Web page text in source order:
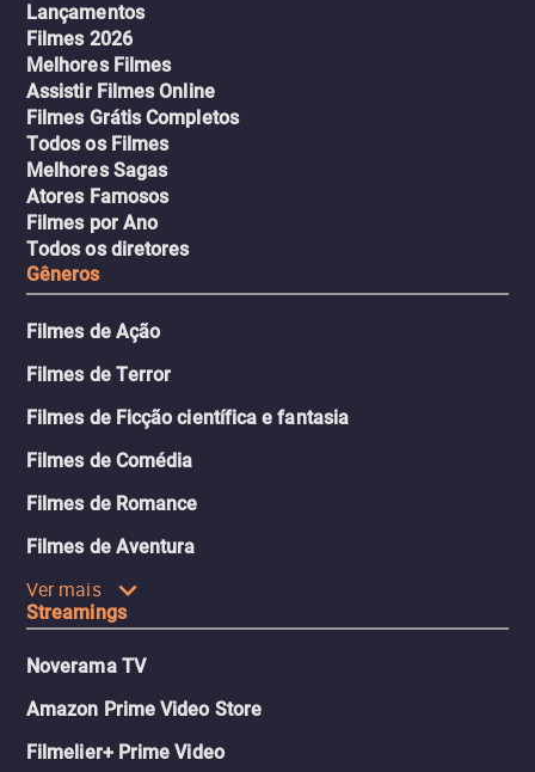
Lançamentos
Filmes 2026
Melhores Filmes
Assistir Filmes Online
Filmes Grátis Completos
Todos os Filmes
Melhores Sagas
Atores Famosos
Filmes por Ano
Todos os diretores
Gêneros
Filmes de Ação
Filmes de Terror
Filmes de Ficção científica e fantasia
Filmes de Comédia
Filmes de Romance
Filmes de Aventura
Ver mais
Streamings
Noverama TV
Amazon Prime Video Store
Filmelier+ Prime Video